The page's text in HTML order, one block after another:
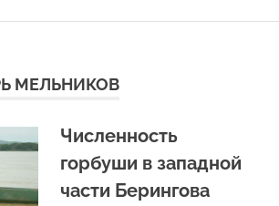
МЕЛЬНИКОВ
Численность
горбуши в западной
части Берингова